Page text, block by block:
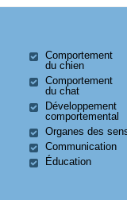
Comportement
du chien
Comportement
du chat
Développement
comportemental
Organes des
Communication
Éducation